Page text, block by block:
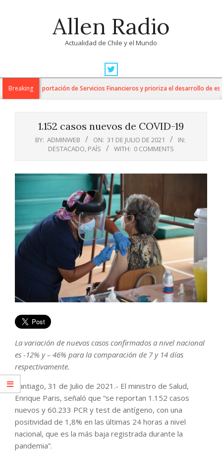
Allen Radio
Actualidad de Chile y el Mundo
Navigation
MenuBreaking
para la Exportación de Servicios Financieros y prioriza el desarrollo de esta
1.152 casos nuevos de COVID-19
BY: ADMINWEB ON: 31 DE JULIO DE 2021
IN:
DESTACADO, PAÍS WITH: 0 COMMENTS
La variación de nuevos casos confirmados a nivel nacional
es -12% y – 46% para la comparación de 7 y 14 días
respectivamente.
Santiago, 31 de Julio de 2021.- El ministro de Salud,
Enrique Paris, señaló que “se reportan 1.152 casos
nuevos y 60.233 PCR y test de antígeno, con una
positividad de 1,8% en las últimas 24 horas a nivel
nacional, que es la más baja registrada durante la
pandemia”.